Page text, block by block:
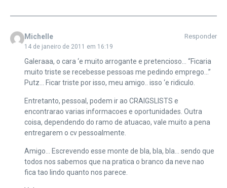
Michelle
14 de janeiro de 2011 em 16:19
Responder
Galeraaa, o cara ‘e muito arrogante e pretencioso… “Ficaria
muito triste se recebesse pessoas me pedindo emprego…”
Putz… Ficar triste por isso, meu amigo.. isso ‘e ridiculo.
Entretanto, pessoal, podem ir ao CRAIGSLISTS e
encontrarao varias informacoes e oportunidades. Outra
coisa, dependendo do ramo de atuacao, vale muito a pena
entregarem o cv pessoalmente.
Amigo… Escrevendo esse monte de bla, bla, bla… sendo que
todos nos sabemos que na pratica o branco da neve nao
fica tao lindo quanto nos parece.